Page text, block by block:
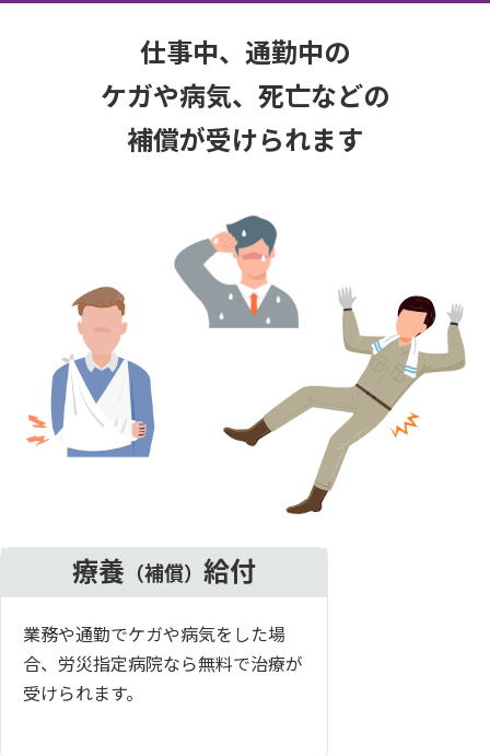
仕事中、通勤中の
ケガや病気、死亡などの
補償が受けられます
療養 （補償） 給付
業務や通勤でケガや病気をした場
合、労災指定病院なら無料で治療が
受けられます。